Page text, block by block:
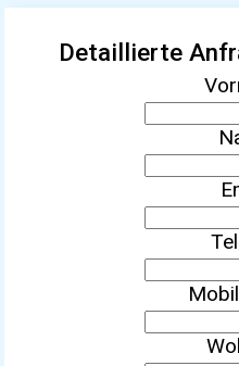
Detaillierte